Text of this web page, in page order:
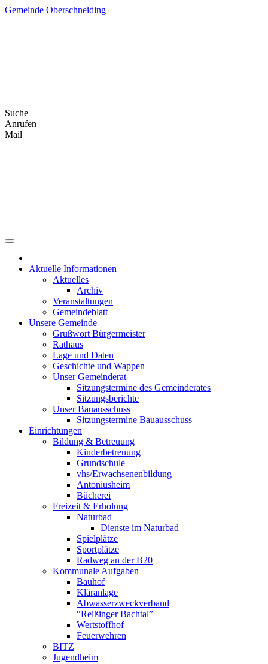
Skip
Gemeinde Oberschneiding
Suche
Anrufen
Mail
Aktuelle Informationen
Aktuelles
Archiv
Veranstaltungen
Gemeindeblatt
Unsere Gemeinde
Grußwort Bürgermeister
Rathaus
Lage und Daten
Geschichte und Wappen
Unser Gemeinderat
Sitzungstermine des Gemeinderates
Sitzungsberichte
Unser Bauausschuss
Sitzungstermine Bauausschuss
Einrichtungen
Bildung & Betreuung
Kinderbetreuung
Grundschule
vhs/Erwachsenenbildung
Antoniusheim
Bücherei
Freizeit & Erholung
Naturbad
Dienste im Naturbad
Spielplätze
Sportplätze
Radweg an der B20
Kommunale Aufgaben
Bauhof
Kläranlage
Abwasserzweckverband
“Reißinger Bachtal”
Wertstoffhof
Feuerwehren
BITZ
Jugendheim